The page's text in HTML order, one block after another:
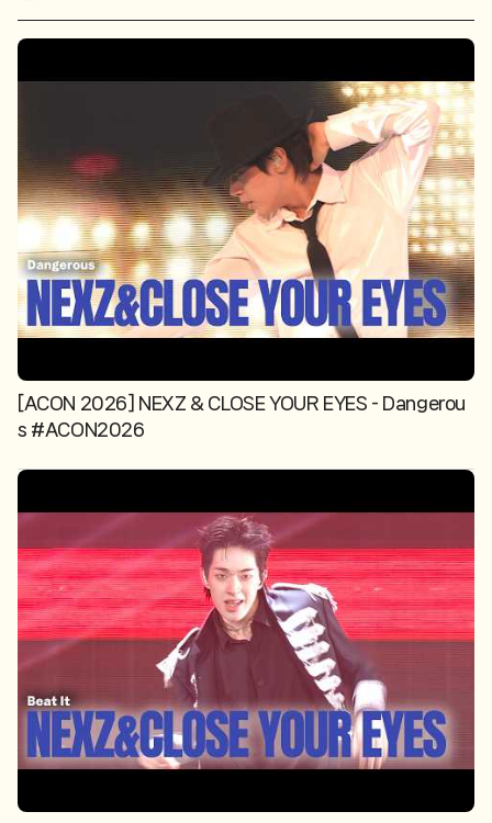
[ACON 2026] NEXZ & CLOSE YOUR EYES - Dangerou
s #ACON2026